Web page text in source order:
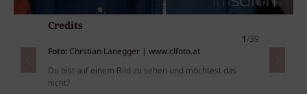
Credits
1/39
Foto: Chrstian Lanegger | www.clfoto.at
Du bist auf einem Bild zu sehen und möchtest das
nicht?